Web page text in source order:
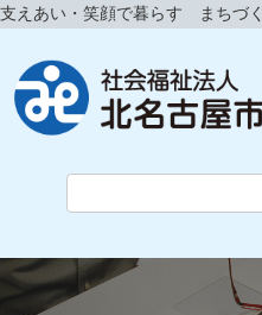
コ
ン
ン
ツ
ナ
ビ
ー
シ
支えあい・笑顔で暮らす まちづ